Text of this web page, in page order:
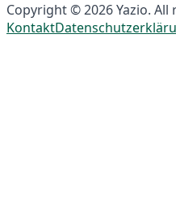
Copyright © 2026 Yazio. All
Kontakt